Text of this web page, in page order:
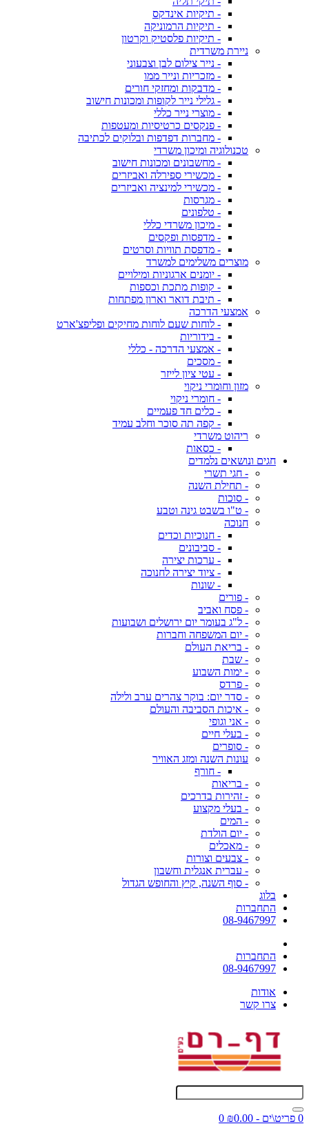
- תיקיות אינדקס
- תיקיות הרמוניקה
- תיקיות פלסטיק וקרטון
ניירת משרדית
- נייר צילום לבן וצבעוני
- מזכריות ונייר ממו
- מדבקות ומחזקי חורים
- גלילי נייר לקופות ומכונות חישוב
- מוצרי נייר כללי
- פנקסים כרטיסיות ומעטפות
- מחברות דפדפות ובלוקים לכתיבה
טכנולוגיה ומיכון משרדי
- מחשבונים ומכונות חישוב
- מכשירי ספירלה ואביזרים
- מכשירי למינציה ואביזרים
- מגרסות
- טלפונים
- מיכון משרדי כללי
- מדפסות ופקסים
- מדפסת תוויות וסרטים
מוצרים משלימים למשרד
- יומנים ארגוניות ומילויים
- קופות מתכת וכספות
- תיבת דואר וארון מפתחות
אמצעי הדרכה
- לוחות שעם לוחות מחיקים ופליפצ'ארט
- בידוריות
- אמצעי הדרכה - כללי
- מסכים
- עטי ציון לייזר
מזון וחומרי ניקוי
- חומרי ניקוי
- כלים חד פעמיים
- קפה תה סוכר וחלב עמיד
ריהוט משרדי
- כסאות
חגים ונושאים נלמדים
- חגי תשרי
- תחילת השנה
- סוכות
- ט"ו בשבט גינה וטבע
חנוכה
- חנוכיות וכדים
- סביבונים
- ערכות יצירה
- ציוד יצירה לחנוכה
- שונות
- פורים
- פסח ואביב
- ל"ג בעומר יום ירושלים ושבועות
- יום המשפחה וחברות
- בריאת העולם
- שבת
- ימות השבוע
- פרדס
- סדר יום: בוקר צהרים ערב ולילה
- איכות הסביבה והעולם
- אני וגופי
- בעלי חיים
- סופרים
עונות השנה ומזג האוויר
- חורף
- בריאות
- זהירות בדרכים
- בעלי מקצוע
- המים
- יום הולדת
- מאכלים
- צבעים וצורות
- עברית אנגלית וחשבון
- סוף השנה, קיץ והחופש הגדול
בלוג
התחברות
08-9467997
התחברות
08-9467997
אודות
צרו קשר
0 פריט\ים - ₪0.00
0